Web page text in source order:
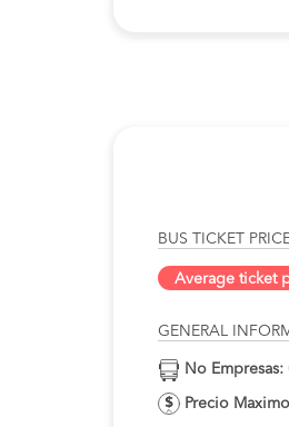
BUS TICKET
Average ticket
GENERAL
No Empresas:
Precio